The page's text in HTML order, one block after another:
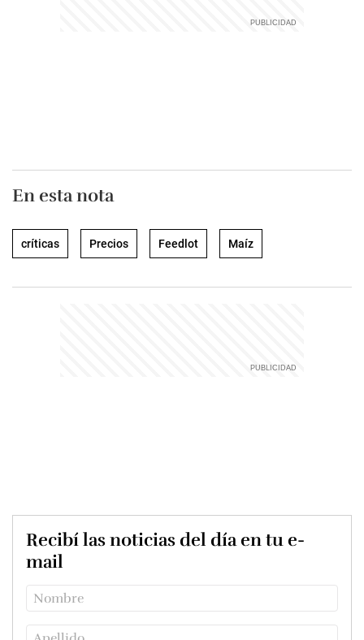
En esta nota
críticas Precios Feedlot Maíz
Recibí las noticias del día en tu e-
mail